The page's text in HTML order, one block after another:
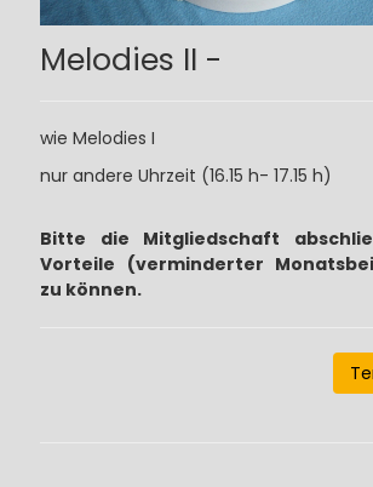
Melodies II -
wie Melodies I
nur andere Uhrzeit (16.15 h- 17.15 h)
Bitte die Mitgliedschaft
Vorteile (verminderter
zu können.